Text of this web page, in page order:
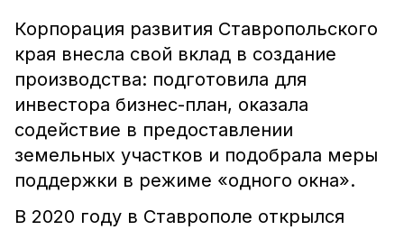
Корпорация развития Ставропольского
края внесла свой вклад в создание
производства: подготовила для
инвестора бизнес-план, оказала
содействие в предоставлении
земельных участков и подобрала меры
поддержки в режиме «одного окна».
В 2020 году в Ставрополе открылся